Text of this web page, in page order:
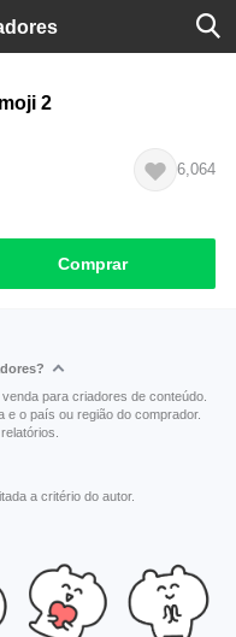
2
6,064
Comprar
para criadores de conteúdo.
e o país ou região do comprador.
a critério do autor.